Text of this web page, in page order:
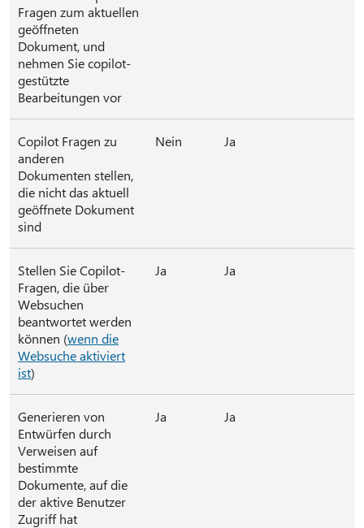
Fragen zum aktuellen
geöffneten
Dokument, und
nehmen Sie copilot-
gestützte
Bearbeitungen vor
Copilot Fragen zu
anderen
Dokumenten stellen,
die nicht das aktuell
geöffnete Dokument
sind
Nein Ja
Stellen Sie Copilot-
Fragen, die über
Websuchen
beantwortet werden
können (wenn die
Websuche aktiviert
ist)
Ja Ja
Generieren von
Entwürfen durch
Verweisen auf
bestimmte
Dokumente, auf die
der aktive Benutzer
Zugriff hat
Ja Ja